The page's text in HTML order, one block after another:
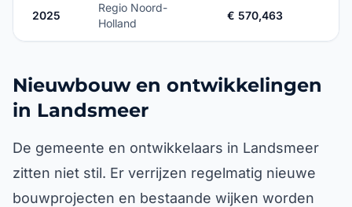
2025
Regio Noord-
Holland
€ 570,463
Nieuwbouw en ontwikkelingen
in Landsmeer
De gemeente en ontwikkelaars in Landsmeer
zitten niet stil. Er verrijzen regelmatig nieuwe
bouwprojecten en bestaande wijken worden